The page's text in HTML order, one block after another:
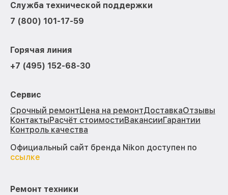
Служба технической поддержки
7 (800) 101-17-59
Горячая линия
+7 (495) 152-68-30
Сервис
Срочный ремонтЦена на ремонтДоставкаОтзывы
КонтактыРасчёт стоимостиВакансииГарантии
Контроль качества
Официальный сайт бренда Nikon доступен по
ссылке
Ремонт техники